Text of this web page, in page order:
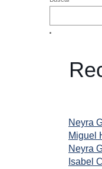
Neyra
Miguel
Neyra
Isabel